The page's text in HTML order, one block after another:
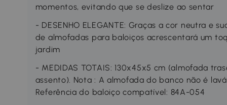
momentos, evitando que se deslize ao sentar
- DESENHO ELEGANTE: Graças a cor neutra e
de almofadas para baloiços acrescentará um
jardim
- MEDIDAS TOTAIS: 130x45x5 cm (almofada
assento). Nota : A almofada do banco não é
Referência do baloiço compatível: 84A-054